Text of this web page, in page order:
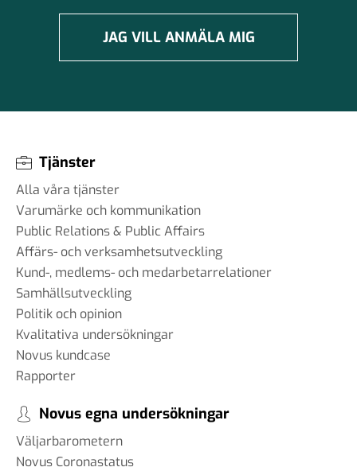
JAG VILL ANMÄLA MIG
Tjänster
Alla våra tjänster
Varumärke och kommunikation
Public Relations & Public Affairs
Affärs- och verksamhetsutveckling
Kund-, medlems- och medarbetarrelationer
Samhällsutveckling
Politik och opinion
Kvalitativa undersökningar
Novus kundcase
Rapporter
Novus egna undersökningar
Väljarbarometern
Novus Coronastatus